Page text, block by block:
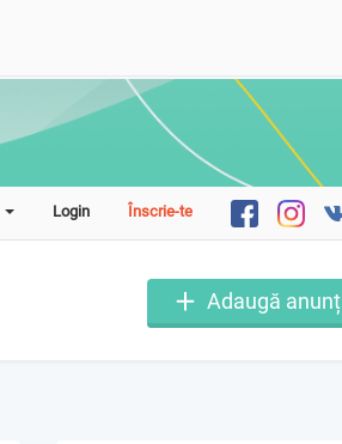
Login Înscrie-te
Adaugă anunț